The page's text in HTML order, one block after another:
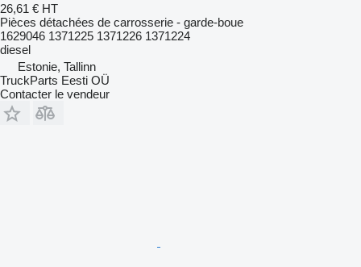
26,61 € HT
Pièces détachées de carrosserie - garde-boue
1629046 1371225 1371226 1371224
diesel
Estonie, Tallinn
TruckParts Eesti OÜ
Contacter le vendeur